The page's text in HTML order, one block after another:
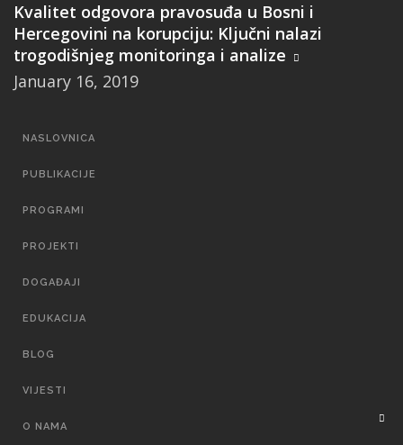
Kvalitet odgovora pravosuđa u Bosni i
Hercegovini na korupciju: Ključni nalazi
trogodišnjeg monitoringa i analize
January 16, 2019
MAIN
NASLOVNICA
PUBLIKACIJE
PROGRAMI
PROJEKTI
DOGAĐAJI
EDUKACIJA
BLOG
VIJESTI
O NAMA